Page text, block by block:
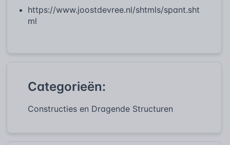
https://www.joostdevree.nl/shtmls/spant.sht
ml
Categorieën:
Constructies en Dragende Structuren